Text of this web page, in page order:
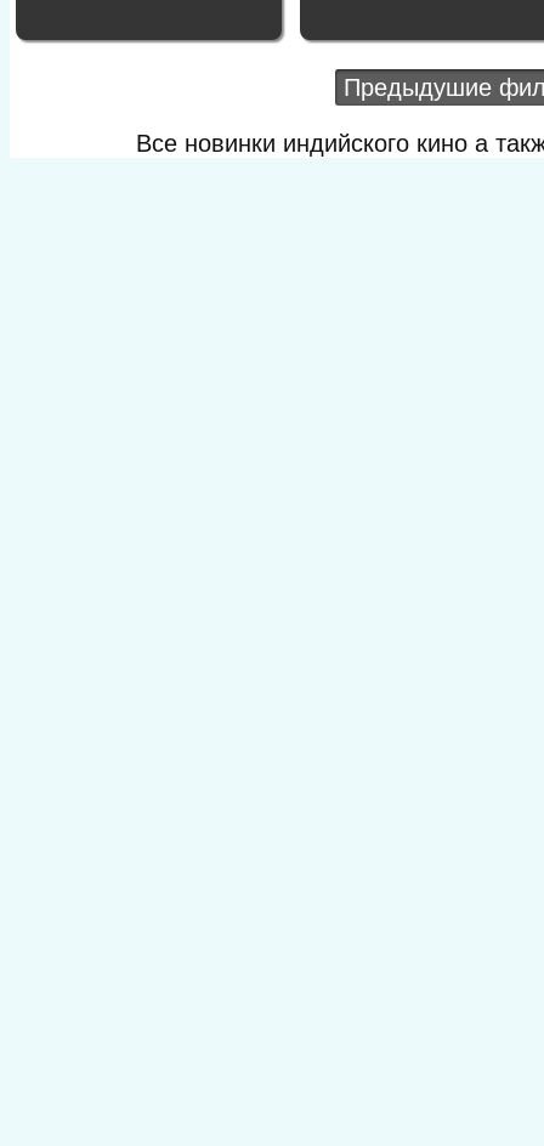
Предыдушие
Все новинки индийского кино а